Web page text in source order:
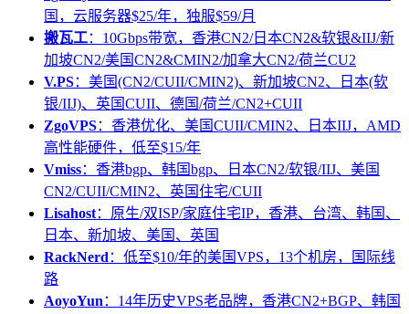
国，云服务器$25/年，独服$59/月
搬瓦工：10Gbps带宽，香港CN2/日本CN2&软银&IIJ/新
加坡CN2/美国CN2&CMIN2/加拿大CN2/荷兰CU2
V.PS：美国(CN2/CUII/CMIN2)、新加坡CN2、日本(软
银/IIJ)、英国CUII、德国/荷兰/CN2+CUII
ZgoVPS：香港优化、美国CUII/CMIN2、日本IIJ，AMD
高性能硬件，低至$15/年
Vmiss：香港bgp、韩国bgp、日本CN2/软银/IIJ、美国
CN2/CUII/CMIN2、英国住宅/CUII
Lisahost：原生/双ISP/家庭住宅IP，香港、台湾、韩国、
日本、新加坡、美国、英国
RackNerd ：低至$10/年的美国VPS，13个机房，国际线
路
AoyoYun ：14年历史VPS老品牌，香港CN2+BGP、韩国